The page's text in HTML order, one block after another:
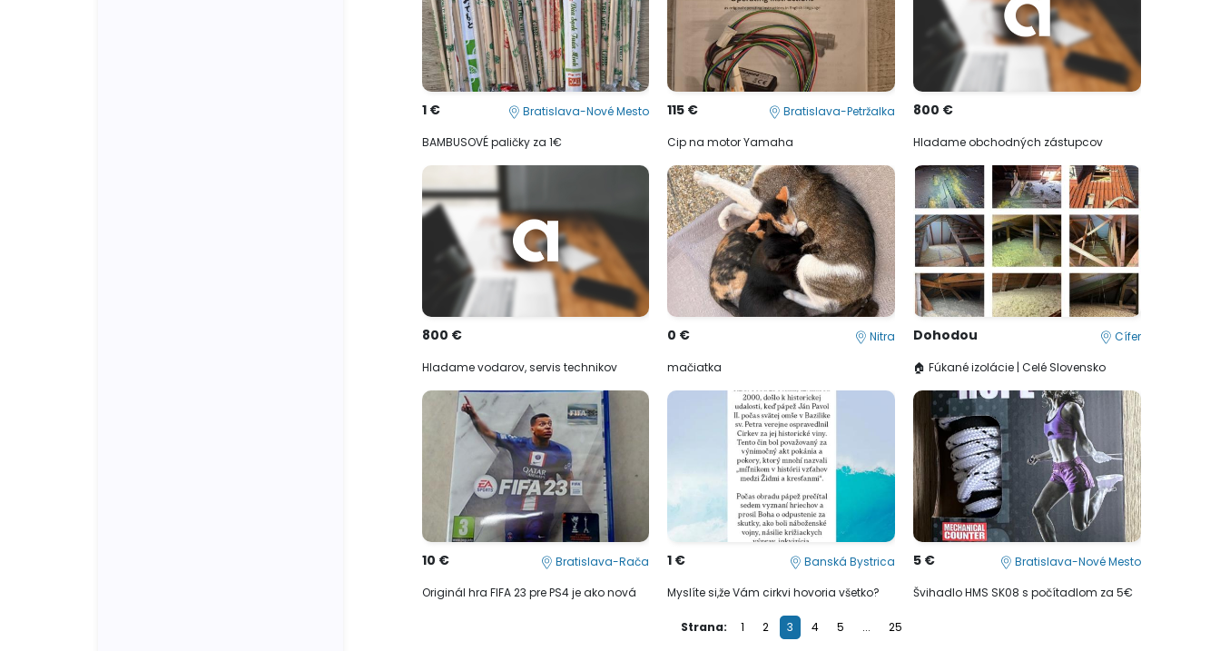
1 € Bratislava-Nové Mesto
BAMBUSOVÉ paličky za 1€
115 € Bratislava-Petržalka
Cip na motor Yamaha
800 €
Hladame obchodných zástupcov
800 €
Hladame vodarov, servis technikov
0 € Nitra
mačiatka
Dohodou Cífer
🏠 Fúkané izolácie | Celé Slovensko
10 € Bratislava-Rača
Originál hra FIFA 23 pre PS4 je ako nová
1 € Banská Bystrica
Myslíte si,že Vám cirkvi hovoria všetko?
5 € Bratislava-Nové Mesto
Švihadlo HMS SK08 s počítadlom za 5€
Strana: 1 2 3 4 5 ... 25